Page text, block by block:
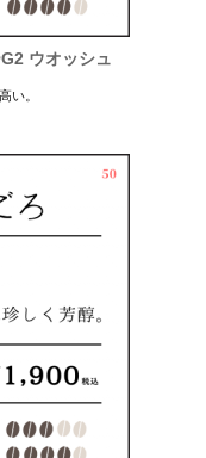
ウオッシュ
い。